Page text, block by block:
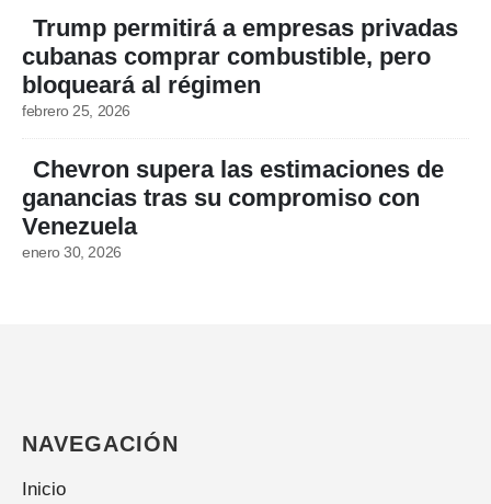
Trump permitirá a empresas privadas
cubanas comprar combustible, pero
bloqueará al régimen
febrero 25, 2026
Chevron supera las estimaciones de
ganancias tras su compromiso con
Venezuela
enero 30, 2026
NAVEGACIÓN
Inicio